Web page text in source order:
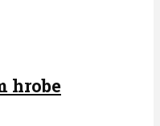
hrobe